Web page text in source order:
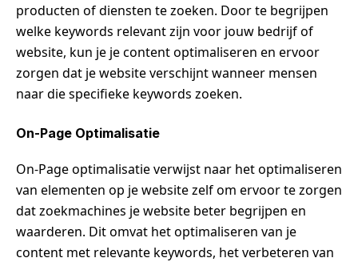
producten of diensten te zoeken. Door te begrijpen
welke keywords relevant zijn voor jouw bedrijf of
website, kun je je content optimaliseren en ervoor
zorgen dat je website verschijnt wanneer mensen
naar die specifieke keywords zoeken.
On-Page Optimalisatie
On-Page optimalisatie verwijst naar het optimaliseren
van elementen op je website zelf om ervoor te zorgen
dat zoekmachines je website beter begrijpen en
waarderen. Dit omvat het optimaliseren van je
content met relevante keywords, het verbeteren van